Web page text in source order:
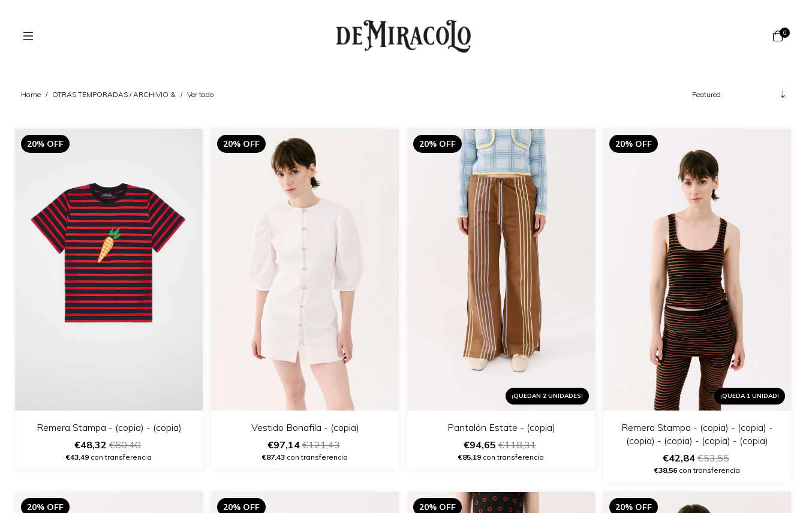
0
Home / OTRAS TEMPORADAS / ARCHIVIO & / Ver todo
20% OFF
Remera Stampa - (copia) - (copia)
€48,32€60,40
€43,49 con transferencia
20% OFF
Vestido Bonafila - (copia)
€97,14€121,43
€87,43 con transferencia
20% OFF
¡QUEDAN 2 UNIDADES!
Pantalón Estate - (copia)
€94,65€118,31
€85,19 con transferencia
20% OFF
¡QUEDA 1 UNIDAD!
Remera Stampa - (copia) - (copia) -
(copia) - (copia) - (copia) - (copia)
€42,84€53,55
€38,56 con transferencia
20% OFF 20% OFF 20% OFF 20% OFF